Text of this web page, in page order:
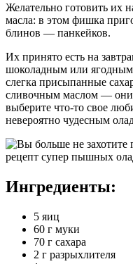
Желательно готовить их
масла: в этом фишка
блинов — панкейков.
Их принято есть на
шоколадным или
слегка присыпанные
сливочным маслом — они
выберите что-то свое
невероятно чудесным
Ингредиенты:
5 яиц
60 г муки
70 г сахара
2 г разрыхлителя